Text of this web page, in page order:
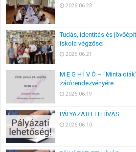
2026.06.23
Tudás, identitás és
iskola végzősei
2026.06.21
M E G H Í V Ó – “Minta
zárórendezvényére
2026.06.19
PÁLYÁZATI FELHÍVÁS
2026.06.10